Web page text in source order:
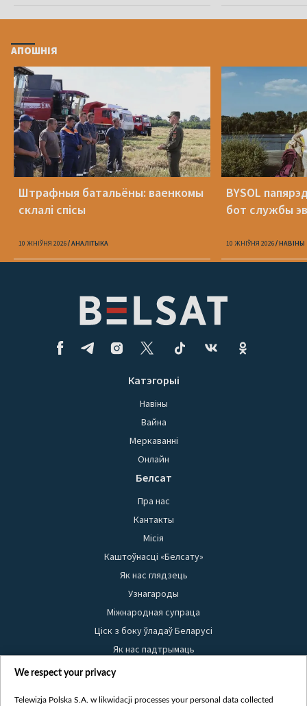
АПОШНІЯ
Штрафныя батальёны: ваенкомы
склалі спісы
10 ЖНІЎНЯ 2026 АНАЛІТЫКА
BYSOL
бот службы
10 ЖНІЎНЯ 2026 НАВІНЫ
Катэгорыі
Навіны
Вайна
Меркаванні
Онлайн
Белсат
Пра нас
Кантакты
Місія
Каштоўнасці «Белсату»
Як нас глядзець
Узнагароды
Міжнародная супраца
Ціск з боку ўладаў Беларусі
Як нас падтрымаць
Правілы выкарыстання матэрыялаў
We respect your privacy
Telewizja Polska S.A. w likwidacji processes your personal data collected